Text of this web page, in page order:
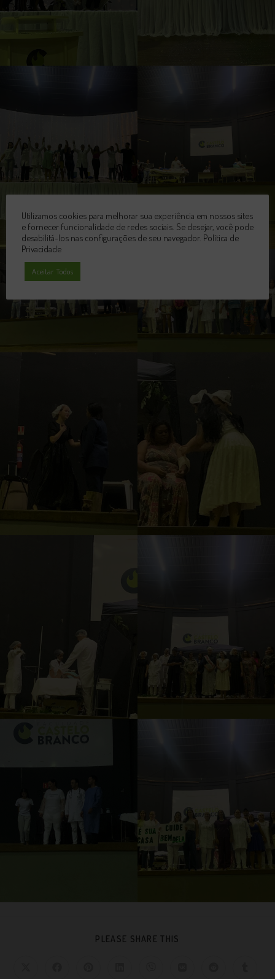
PLEASE SHARE THIS
Utilizamos cookies para melhorar sua experiência em nossos sites
e fornecer funcionalidade de redes sociais. Se desejar, você pode
desabilitá-los nas configurações de seu navegador. Política de
Privacidade
Aceitar Todos